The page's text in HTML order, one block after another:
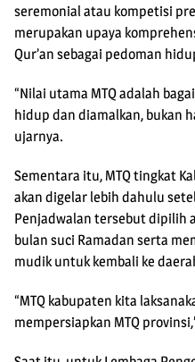
seremonial atau kompetisi
merupakan upaya
Qur’an sebagai pedoman
“Nilai utama MTQ adalah
hidup dan diamalkan, bukan
ujarnya.
Sementara itu, MTQ tingkat
akan digelar lebih dahulu
Penjadwalan tersebut dipilih
bulan suci Ramadan serta
mudik untuk kembali ke
“MTQ kabupaten kita
mempersiapkan MTQ